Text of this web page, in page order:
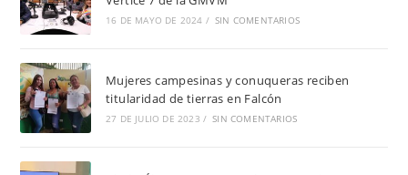
16 DE MAYO DE 2024 / SIN COMENTARIOS
Mujeres campesinas y conuqueras reciben
titularidad de tierras en Falcón
27 DE JULIO DE 2023 / SIN COMENTARIOS